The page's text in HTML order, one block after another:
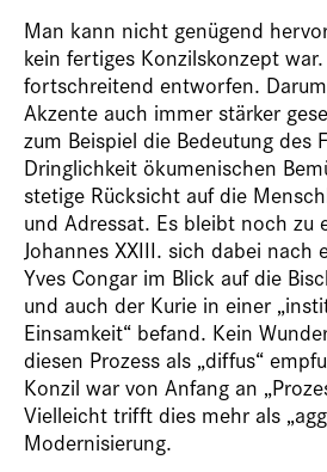
Man kann nicht genügend
kein fertiges Konzilskonzept
fortschreitend entworfen.
Akzente auch immer stärker
zum Beispiel die Bedeutung des
Dringlichkeit ökumenischen
stetige Rücksicht auf die
und Adressat. Es bleibt noch zu
Johannes XXIII. sich dabei nach
Yves Congar im Blick auf die
und auch der Kurie in einer
Einsamkeit“ befand. Kein
diesen Prozess als „diffus“
Konzil war von Anfang an
Vielleicht trifft dies mehr als
Modernisierung.